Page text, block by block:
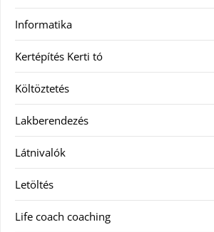
Informatika
Kertépítés Kerti tó
Költöztetés
Lakberendezés
Látnivalók
Letöltés
Life coach coaching